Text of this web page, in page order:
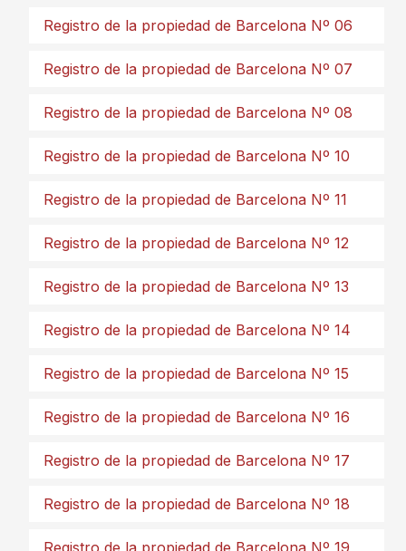
Registro de la propiedad de Barcelona Nº 06
Registro de la propiedad de Barcelona Nº 07
Registro de la propiedad de Barcelona Nº 08
Registro de la propiedad de Barcelona Nº 10
Registro de la propiedad de Barcelona Nº 11
Registro de la propiedad de Barcelona Nº 12
Registro de la propiedad de Barcelona Nº 13
Registro de la propiedad de Barcelona Nº 14
Registro de la propiedad de Barcelona Nº 15
Registro de la propiedad de Barcelona Nº 16
Registro de la propiedad de Barcelona Nº 17
Registro de la propiedad de Barcelona Nº 18
Registro de la propiedad de Barcelona Nº 19